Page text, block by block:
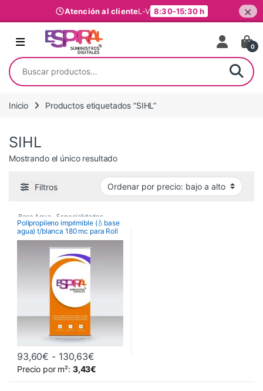
Atención al clienteL-V 8:30-15:30 h ×
Ir al contenido
0
Buscar por:
Inicio Productos etiquetados “SIHL”
SIHL
Mostrando el único resultado
Filtros
Base Agua Especialidades
Polipropileno ROLL UP
Polipropileno imprimible (💧base
agua) t/blanca 180 mc para Roll
up
93,60€ - 130,63€Rango de precios: desde 93,60€
Precio por m²: 3,43€
Este producto tiene múltiples variantes. Las opciones se